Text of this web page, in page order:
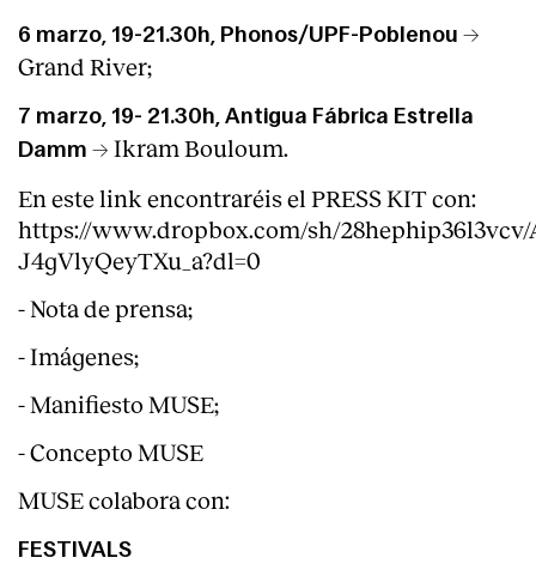
6 marzo, 19-21.30h, Phonos/UPF-Poblenou →
Grand River;
7 marzo, 19- 21.30h, Antigua Fábrica Estrella
Damm → Ikram Bouloum.
En este link encontraréis el PRESS KIT con:
https://www.dropbox.com/sh/
J4gVlyQeyTXu_a?dl=0
- Nota de prensa;
- Imágenes;
- Manifiesto MUSE;
- Concepto MUSE
MUSE colabora con:
FESTIVALS